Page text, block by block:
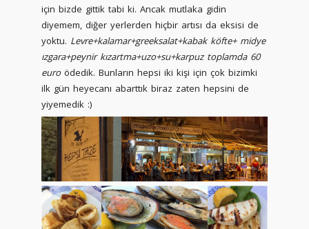
için bizde gittik tabi ki. Ancak mutlaka gidin
diyemem, diğer yerlerden hiçbir artısı da eksisi de
yoktu. Levre+kalamar+greeksalat+kabak köfte+ midye
ızgara+peynir kızartma+uzo+su+karpuz toplamda 60
euroödedik. Bunların hepsi iki kişi için çok bizimki
ilk gün heyecanı abarttık biraz zaten hepsini de
yiyemedik :)